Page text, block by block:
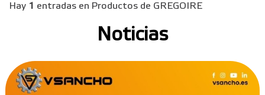
Hay 1 entradas en Productos de GREGOIRE
Noticias